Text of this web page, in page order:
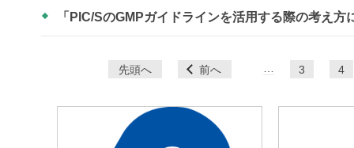
「PIC/SのGMPガイドラインを活用する際の考え
先頭へ 前へ 3 4